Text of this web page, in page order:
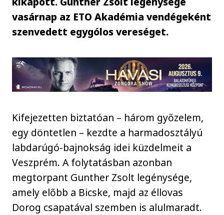
vasárnap az ETO Akadémia vendégeként
szenvedett egygólos vereséget.
Kifejezetten biztatóan – három győzelem,
egy döntetlen – kezdte a harmadosztályú
labdarúgó-bajnokság idei küzdelmeit a
Veszprém. A folytatásban azonban
megtorpant Gunther Zsolt legénysége,
amely előbb a Bicske, majd az éllovas
Dorog csapatával szemben is alulmaradt.